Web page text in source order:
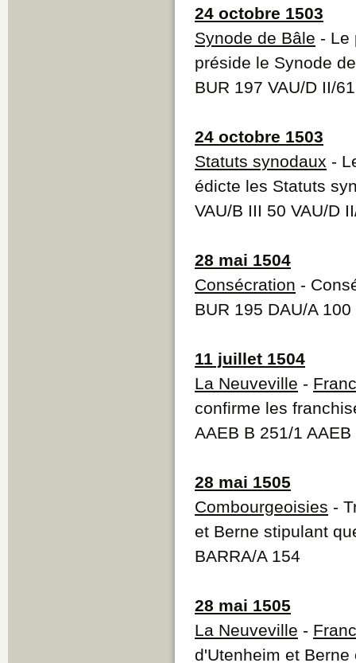
24 octobre 1503
Synode de Bâle - Le
préside le Synode
BUR 197 VAU/D II/
24 octobre 1503
Statuts synodaux -
édicte les Statuts
VAU/B III 50 VAU/D
28 mai 1504
Consécration -
BUR 195 DAU/A
11 juillet 1504
La Neuveville -
confirme les
AAEB B 251/1
28 mai 1505
Combourgeoisies -
et Berne stipulant
BARRA/A 154
28 mai 1505
La Neuveville -
d'Utenheim et